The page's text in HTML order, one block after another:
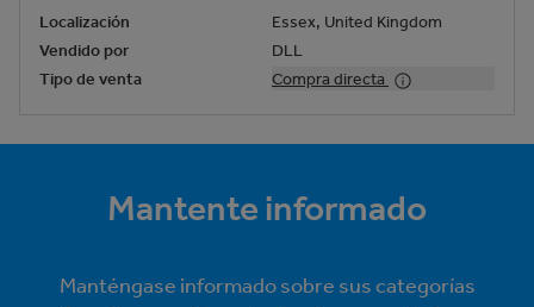
Localización
Essex, United Kingdom
Vendido por
DLL
Tipo de venta
Compra directa
Mantente informado
Manténgase informado sobre sus categorías